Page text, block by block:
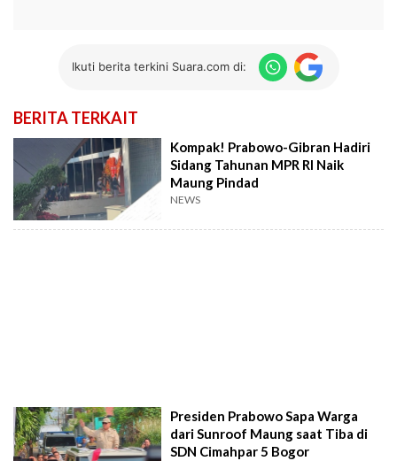
Ikuti berita terkini Suara.com di:
BERITA TERKAIT
Kompak! Prabowo-Gibran Hadiri
Sidang Tahunan MPR RI Naik
Maung Pindad
NEWS
Presiden Prabowo Sapa Warga
dari Sunroof Maung saat Tiba di
SDN Cimahpar 5 Bogor